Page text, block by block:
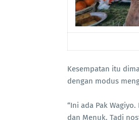
Kesempatan itu
dengan modus
“Ini ada Pak
dan Menuk. Tadi